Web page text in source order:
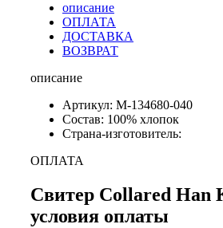
описание
ОПЛАТА
ДОСТАВКА
ВОЗВРАТ
описание
Артикул: M-134680-040
Состав: 100% хлопок
Страна-изготовитель:
ОПЛАТА
Свитер Collared Han
условия оплаты